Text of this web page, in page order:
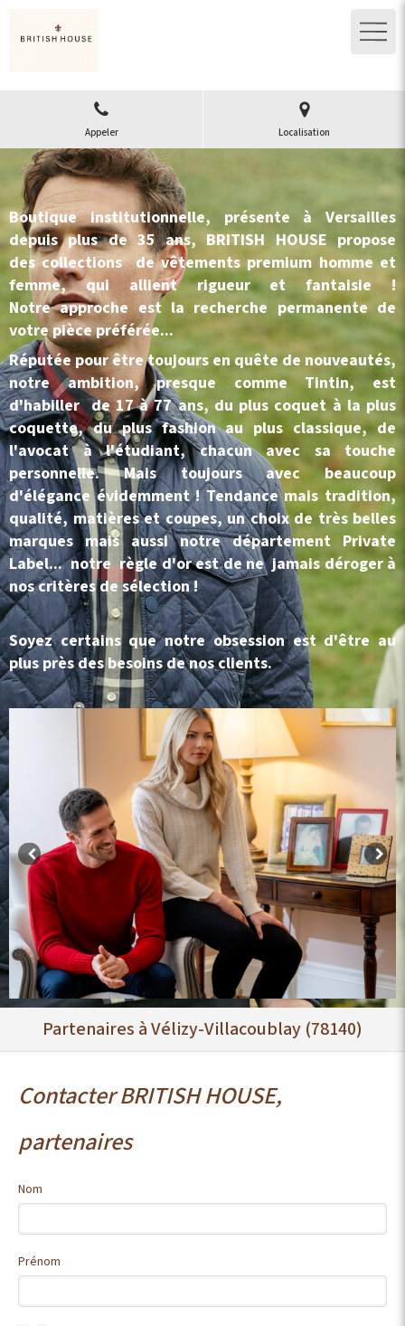
Appeler Localisation
Boutique institutionnelle, présente à Versailles
depuis plus de 35 ans, BRITISH HOUSE propose
des collections de vêtements premium homme et
femme, qui allient rigueur et fantaisie !
Notre approche est la recherche permanente de
votre pièce préférée...
Réputée pour être toujours en quête de nouveautés,
notre ambition, presque comme Tintin, est
d'habiller de 17 à 77 ans, du plus coquet à la plus
coquette, du plus fashion au plus classique, de
l'avocat à l'étudiant, chacun avec sa touche
personnelle. Mais toujours avec beaucoup
d'élégance évidemment ! Tendance mais tradition,
qualité, matières et coupes, un choix de très belles
marques mais aussi notre département Private
Label... notre règle d'or est de ne jamais déroger à
nos critères de sélection !
Soyez certains que notre obsession est d'être au
plus près des besoins de nos clients.
Partenaires à Vélizy-Villacoublay (78140)
Contacter BRITISH HOUSE,
partenaires
Nom
Prénom